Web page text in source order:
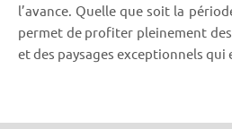
l’avance. Quelle que soit la
permet de profiter pleinement
et des paysages exceptionnels qui